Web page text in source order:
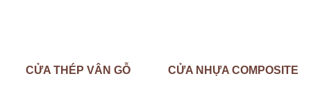
CỬA THÉP VÂN GỖ CỬA NHỰA COMPOSITE